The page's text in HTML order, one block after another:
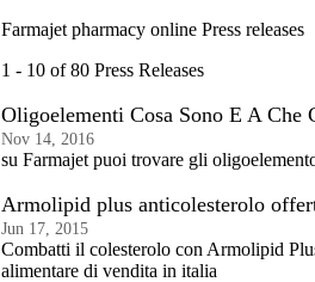
Farmajet pharmacy online Press releases
1 - 10 of 80 Press Releases
Oligoelementi Cosa Sono E A Che
Nov 14, 2016
su Farmajet puoi trovare gli
Armolipid plus anticolesterolo
Jun 17, 2015
Combatti il colesterolo con Armolipid
alimentare di vendita in italia